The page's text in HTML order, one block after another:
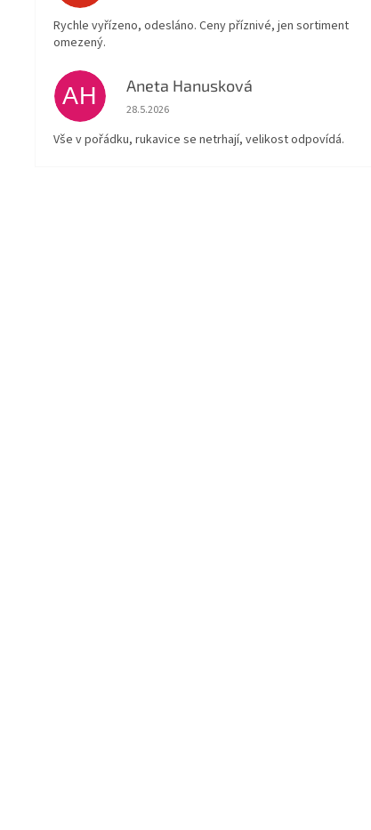
Rychle vyřízeno, odesláno. Ceny příznivé, jen sortiment
omezený.
AH Aneta Hanusková
Hodnocení obchodu je 5 z 5 hvězdiček.
28.5.2026
Vše v pořádku, rukavice se netrhají, velikost odpovídá.